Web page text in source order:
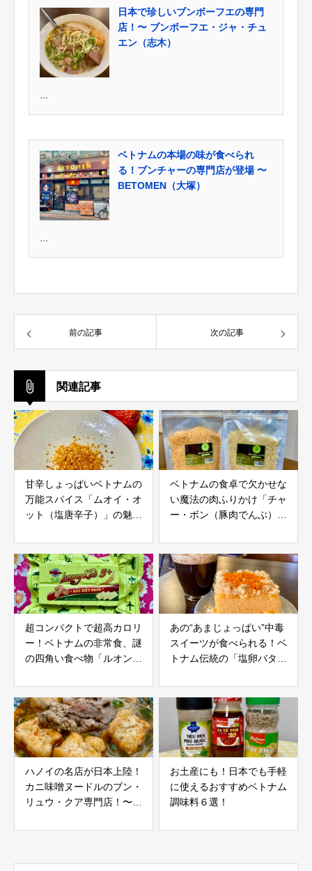
日本で珍しいブンボーフエの専門
店！〜 ブンボーフエ・ジャ・チュ
エン（志木）
...
ベトナムの本場の味が食べられ
る！ブンチャーの専門店が登場 〜
BETOMEN（大塚）
...
前の記事 次の記事
関連記事
甘辛しょっぱいベトナムの
万能スパイス「ムオイ・オ
ット（塩唐辛子）」の魅力
ベトナムの食卓で欠かせな
い魔法の肉ふりかけ「チャ
ー・ボン（豚肉でんぶ）」
超コンパクトで超高カロリ
ー！ベトナムの非常食、謎
の四角い食べ物「ルオン・
あの“あまじょっぱい”中毒
スイーツが食べられる！ベ
トナム伝統の「塩卵バター
Cake & Café（東京・大
塚）
ハノイの名店が日本上陸！
カニ味噌ヌードルのブン・
リュウ・クア専門店！〜
袋）
お土産にも！日本でも手軽
に使えるおすすめベトナム
調味料６選！